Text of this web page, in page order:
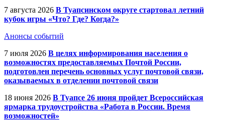
7 августа 2026 В Туапсинском округе стартовал летний
кубок игры «Что? Где? Когда?»
Анонсы событий
7 июля 2026 В целях информирования населения о
возможностях предоставляемых Почтой России,
подготовлен перечень основных услуг почтовой связи,
оказываемых в отделении почтовой связи
18 июня 2026 В Туапсе 26 июня пройдет Всероссийская
ярмарка трудоустройства «Работа в России. Время
возможностей»